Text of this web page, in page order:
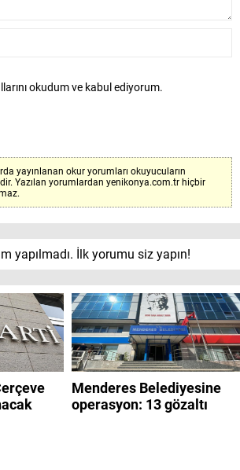
okudum ve kabul ediyorum.
yayınlanan okur yorumları okuyucuların
Yazılan yorumlardan yenikonya.com.tr hiçbir
yapılmadı. İlk yorumu siz yapın!
Menderes Belediyesine
operasyon: 13 gözaltı